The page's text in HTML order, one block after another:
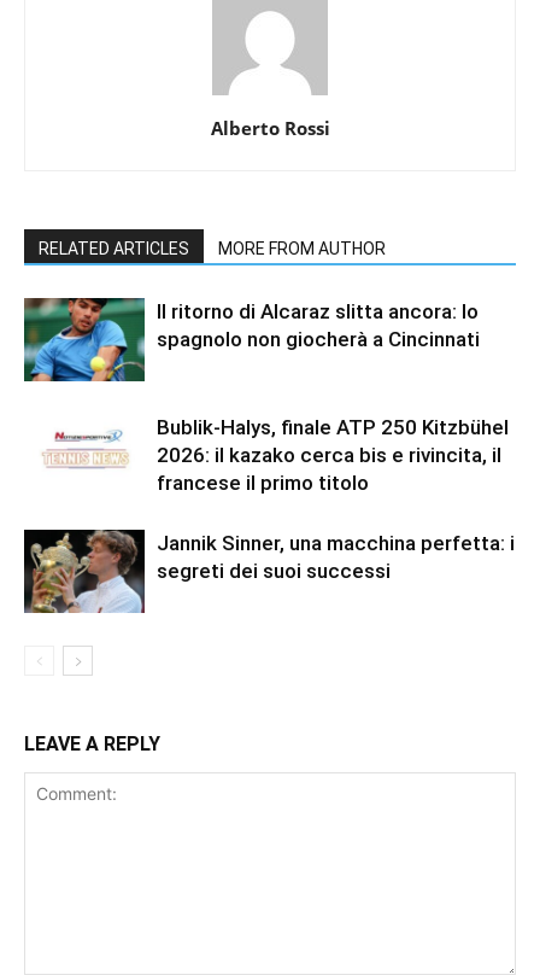
Alberto Rossi
RELATED ARTICLES MORE FROM AUTHOR
Il ritorno di Alcaraz slitta ancora: lo
spagnolo non giocherà a Cincinnati
Bublik-Halys, finale ATP 250 Kitzbühel
2026: il kazako cerca bis e rivincita, il
francese il primo titolo
Jannik Sinner, una macchina perfetta: i
segreti dei suoi successi
LEAVE A REPLY